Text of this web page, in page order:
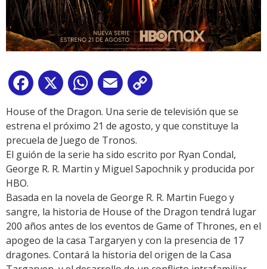
Facebook
X WhatsApp
Email
Link
House of the Dragon. Una serie de televisión que se
estrena el próximo 21 de agosto, y que constituye la
precuela de Juego de Tronos.
El guión de la serie ha sido escrito por Ryan Condal,
George R. R. Martin y Miguel Sapochnik y producida por
HBO.
Basada en la novela de George R. R. Martin Fuego y
sangre, la historia de House of the Dragon tendrá lugar
200 años antes de los eventos de Game of Thrones, en el
apogeo de la casa Targaryen y con la presencia de 17
dragones. Contará la historia del origen de la Casa